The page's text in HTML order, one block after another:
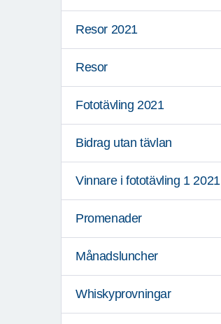
Resor 2021
Resor
Fototävling 2021
Bidrag utan tävlan
Vinnare i fototävling 1 2021
Promenader
Månadsluncher
Whiskyprovningar